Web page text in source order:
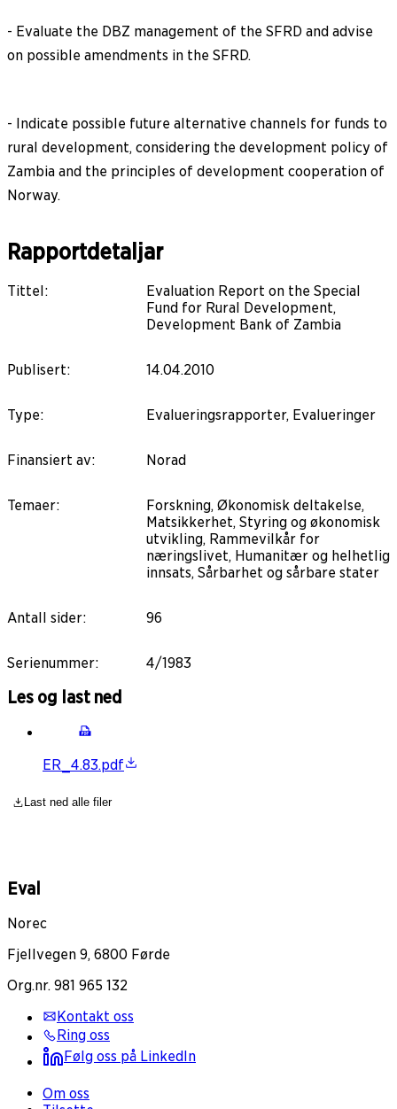
- Evaluate the DBZ management of the SFRD and advise
on possible amendments in the SFRD.
- Indicate possible future alternative channels for funds to
rural development, considering the development policy of
Zambia and the principles of development cooperation of
Norway.
Rapportdetaljar
Tittel:
Evaluation Report on the Special
Fund for Rural Development,
Development Bank of Zambia
Publisert: 14.04.2010
Type: Evalueringsrapporter, Evalueringer
Finansiert av: Norad
Temaer:
Forskning, Økonomisk deltakelse,
Matsikkerhet, Styring og økonomisk
utvikling, Rammevilkår for
næringslivet, Humanitær og helhetlig
innsats, Sårbarhet og sårbare stater
Antall sider: 96
Serienummer: 4/1983
Les og last ned
ER_4.83.pdf
Last ned alle filer
Eval
Norec
Fjellvegen 9, 6800 Førde
Org.nr. 981 965 132
Kontakt oss
Ring oss
Følg oss på LinkedIn
Om oss